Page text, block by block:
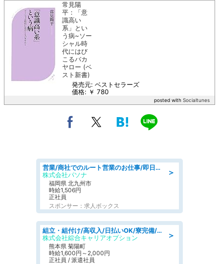
常見陽
平：「意
識高い
系」とい
う病~ソー
シャル時
代にはび
こるバカ
ヤロー (ベ
スト新書)
発売元: ベストセラーズ
価格: ￥ 780
posted with Socialtunes
＞
営業/商社でのルート営業のお仕事/即日勤務可/車通勤可/営業
株式会社パソナ
福岡県 北九州市
時給1,506円
正社員
スポンサー：求人ボックス
＞
組立・組付け/高収入/日払いOK/寮完備/交替制/20・30・40代活躍中
株式会社綜合キャリアオプション
熊本県 菊陽町
時給1,600円～2,000円
正社員 / 派遣社員